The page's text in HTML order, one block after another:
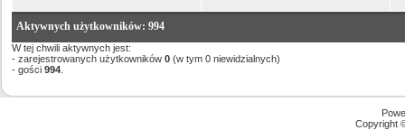
Aktywnych użytkowników: 994
W tej chwili aktywnych jest:
- zarejestrowanych użytkowników 0 (w tym 0 niewidzialnych)
- gości 994
Copyright